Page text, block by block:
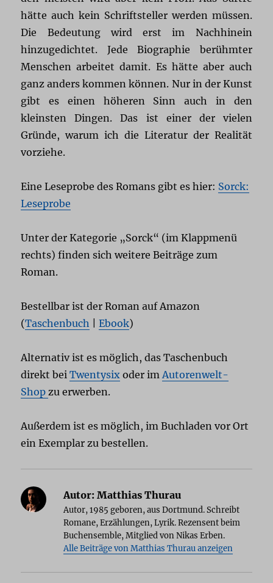
hätte auch kein Schriftsteller werden müssen.
Die Bedeutung wird erst im Nachhinein
hinzugedichtet. Jede Biographie berühmter
Menschen arbeitet damit. Es hätte aber auch
ganz anders kommen können. Nur in der Kunst
gibt es einen höheren Sinn auch in den
kleinsten Dingen. Das ist einer der vielen
Gründe, warum ich die Literatur der Realität
vorziehe.
Eine Leseprobe des Romans gibt es hier: Sorck:
Leseprobe
Unter der Kategorie „Sorck“ (im Klappmenü
rechts) finden sich weitere Beiträge zum
Roman.
Bestellbar ist der Roman auf Amazon
(Taschenbuch |Ebook)
Alternativ ist es möglich, das Taschenbuch
direkt beiTwentysix oder imAutorenwelt-
Shopzu erwerben.
Außerdem ist es möglich, im Buchladen vor Ort
ein Exemplar zu bestellen.
Autor: Matthias Thurau
Autor, 1985 geboren, aus Dortmund. Schreibt
Romane, Erzählungen, Lyrik. Rezensent beim
Buchensemble, Mitglied von Nikas Erben.
Alle Beiträge von Matthias Thurau anzeigen